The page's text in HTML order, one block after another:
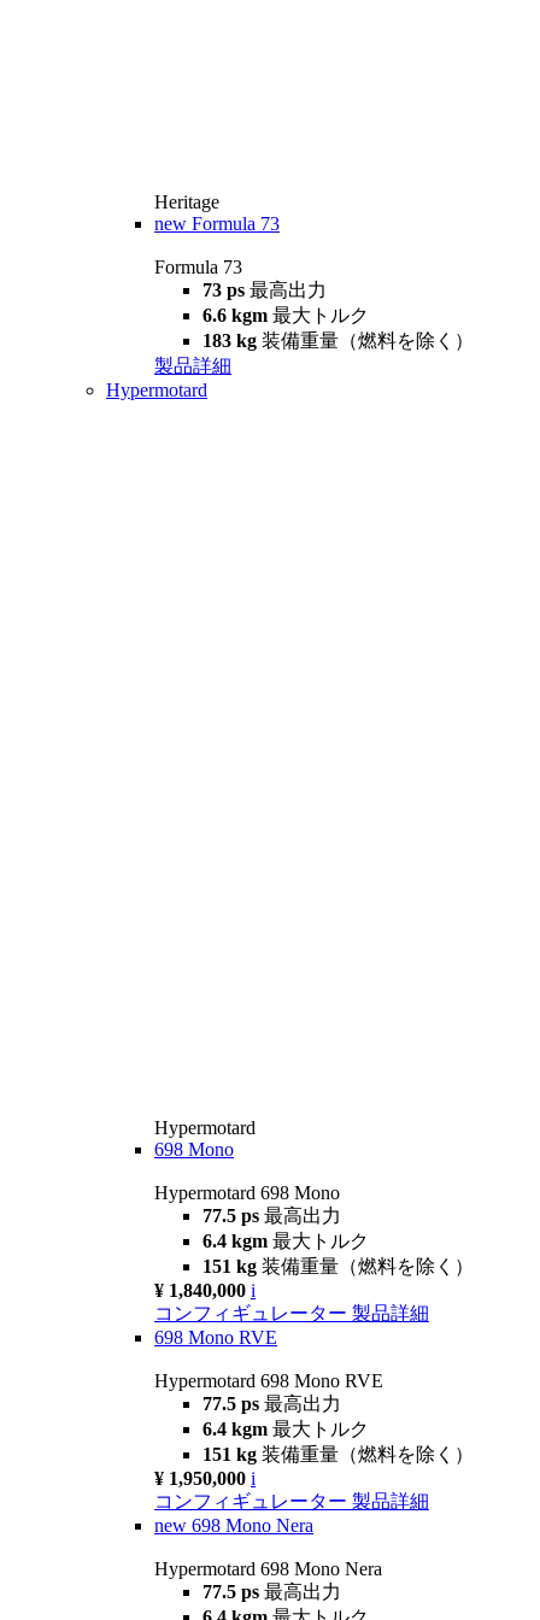
Heritage
new Formula 73
Formula 73
73 ps 最高出力
6.6 kgm 最大トルク
183 kg 装備重量（燃料を除く）
製品詳細
Hypermotard
Hypermotard
698 Mono
Hypermotard 698 Mono
77.5 ps 最高出力
6.4 kgm 最大トルク
151 kg 装備重量（燃料を除く）
¥ 1,840,000 i
コンフィギュレーター 製品詳細
698 Mono RVE
Hypermotard 698 Mono RVE
77.5 ps 最高出力
6.4 kgm 最大トルク
151 kg 装備重量（燃料を除く）
¥ 1,950,000 i
コンフィギュレーター 製品詳細
new 698 Mono Nera
Hypermotard 698 Mono Nera
77.5 ps 最高出力